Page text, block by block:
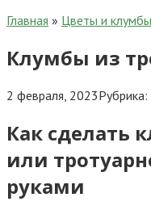
Главная » Цветы и клумбы
Клумбы из
2 февраля, 2023Рубрика:
Как сделать
или
руками